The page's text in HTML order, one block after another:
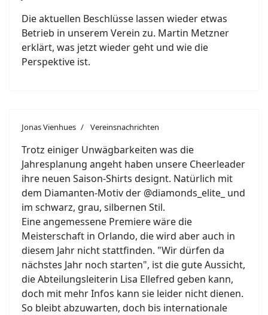
Die aktuellen Beschlüsse lassen wieder etwas
Betrieb in unserem Verein zu. Martin Metzner
erklärt, was jetzt wieder geht und wie die
Perspektive ist.
Jonas Vienhues Vereinsnachrichten
Trotz einiger Unwägbarkeiten was die
Jahresplanung angeht haben unsere Cheerleader
ihre neuen Saison-Shirts designt. Natürlich mit
dem Diamanten-Motiv der @diamonds_elite_ und
im schwarz, grau, silbernen Stil.
Eine angemessene Premiere wäre die
Meisterschaft in Orlando, die wird aber auch in
diesem Jahr nicht stattfinden. "Wir dürfen da
nächstes Jahr noch starten", ist die gute Aussicht,
die Abteilungsleiterin Lisa Ellefred geben kann,
doch mit mehr Infos kann sie leider nicht dienen.
So bleibt abzuwarten, doch bis internationale